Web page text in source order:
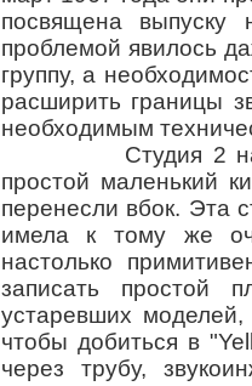
посвящена выпуску
проблемой явилось
группу, а
расширить границы
необходимым
Студия 2 на
простой маленький
перенесли вбок. Эта
имела к тому же
настолько
записать простой
устаревших
чтобы добиться в
через трубу,